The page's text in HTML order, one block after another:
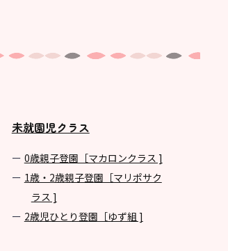
未就園児クラス
0歳親子登園［マカロンクラス ]
1歳・2歳親子登園［マリポサク
ラス ]
2歳児ひとり登園［ゆず組 ]